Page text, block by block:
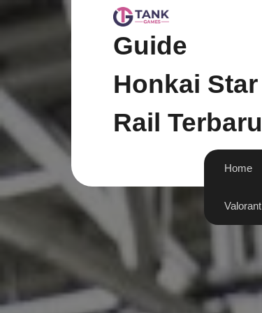
Guide
Honkai Star
Rail Terbaru
Home
Valorant